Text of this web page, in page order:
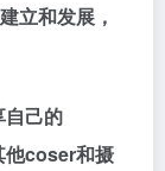
立和发展，
己的
他coser和摄